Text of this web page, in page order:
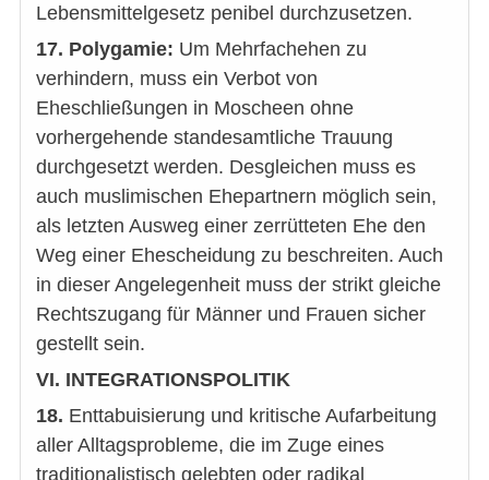
Lebensmittelgesetz penibel durchzusetzen.
17. Polygamie: Um Mehrfachehen zu
verhindern, muss ein Verbot von
Eheschließungen in Moscheen ohne
vorhergehende standesamtliche Trauung
durchgesetzt werden. Desgleichen muss es
auch muslimischen Ehepartnern möglich sein,
als letzten Ausweg einer zerrütteten Ehe den
Weg einer Ehescheidung zu beschreiten. Auch
in dieser Angelegenheit muss der strikt gleiche
Rechtszugang für Männer und Frauen sicher
gestellt sein.
VI. INTEGRATIONSPOLITIK
18. Enttabuisierung und kritische Aufarbeitung
aller Alltagsprobleme, die im Zuge eines
traditionalistisch gelebten oder radikal